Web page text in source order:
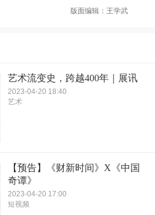
版面编辑：王学武
艺术流变史，跨越400年｜展讯
2023-04-20 18:40
艺术
【预告】《财新时间》X《中国
奇谭》
2023-04-20 17:00
短视频